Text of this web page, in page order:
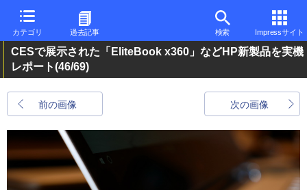
カテゴリ 過去記事 検索 Impressサイト
CESで展示された「EliteBook x360」などHP新製品を実機
レポート(46/69)
前の画像 次の画像